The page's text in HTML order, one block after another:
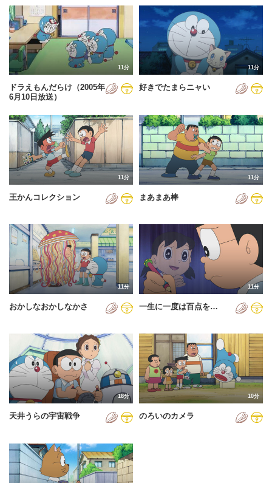
11分
ドラえもんだらけ（2005年
6月10日放送）
11分
好きでたまらニャい
11分
王かんコレクション
11分
まあまあ棒
11分
おかしなおかしなかさ
11分
一生に一度は百点を…
18分
天井うらの宇宙戦争
10分
のろいのカメラ